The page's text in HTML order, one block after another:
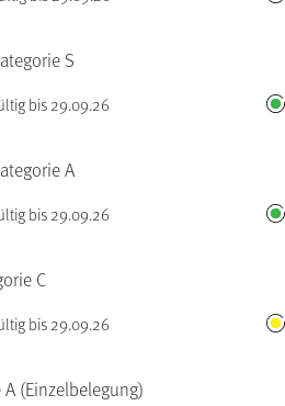
S
A
bis 29.09.26
C
bis 29.09.26
(Einzelbelegung)
bis 29.09.26